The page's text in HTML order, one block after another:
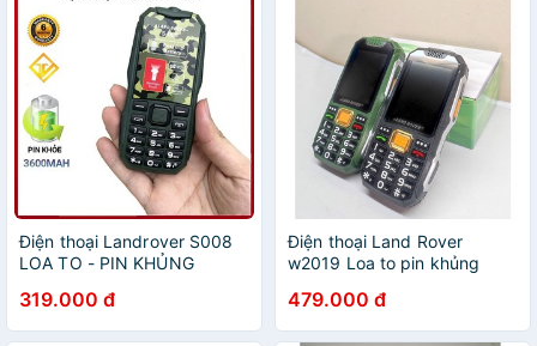
Điện thoại Landrover S008
LOA TO - PIN KHỦNG
319.000 đ
Điện thoại Land Rover
w2019 Loa to pin khủng
479.000 đ